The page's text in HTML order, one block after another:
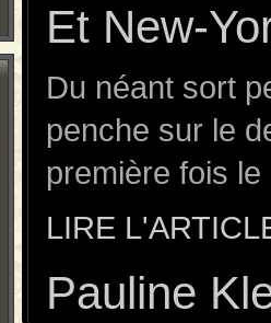
Et New-
Du néant sort
penche sur le
première fois
LIRE
Pauline